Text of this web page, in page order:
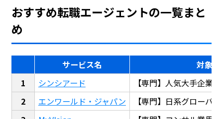
おすすめ転職エージェントの一覧まと
め
サービス名
対象
シンシアード
【専門】人気大手企業
エンワールド・ジャパン
【専門】日系グローバ